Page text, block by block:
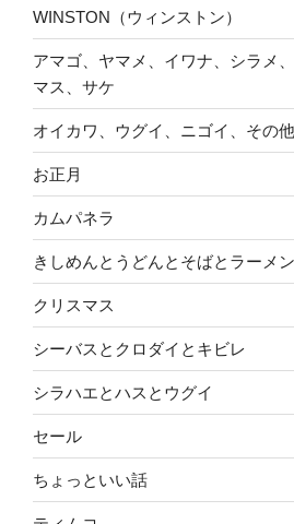
WINSTON（ウィンストン）
アマゴ、ヤマメ、イワナ、シラメ
マス、サケ
オイカワ、ウグイ、ニゴイ、その他
お正月
カムパネラ
きしめんとうどんとそばとラーメン
クリスマス
シーバスとクロダイとキビレ
シラハエとハスとウグイ
セール
ちょっといい話